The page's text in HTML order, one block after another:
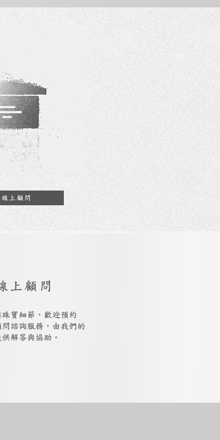
上顧問
上顧問
寶細節，歡迎預約
諮詢服務，由我們的
解答與協助。